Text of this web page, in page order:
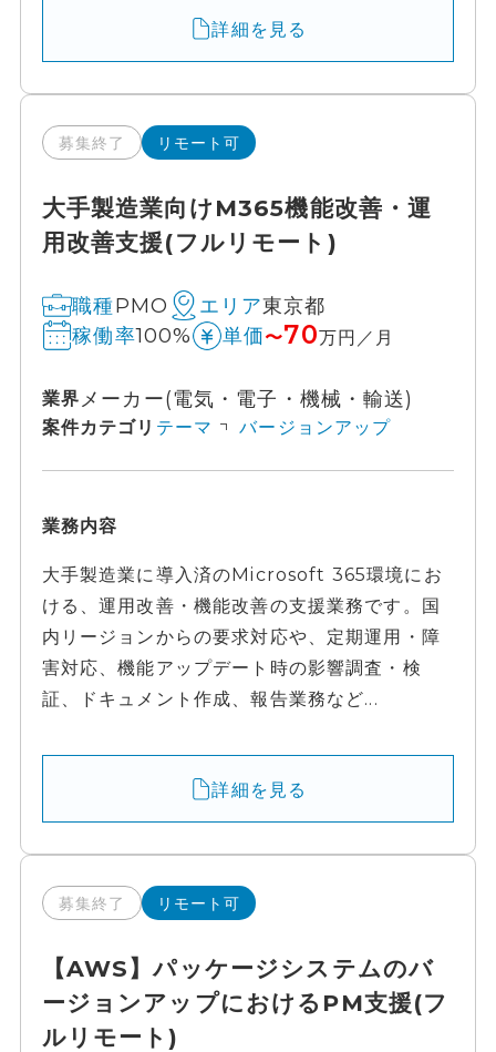
詳細を見る
募集終了 リモート可
大手製造業向けM365機能改善・運
用改善支援(フルリモート)
職種PMO エリア東京都
稼働率100% 単価〜70万円／月
業界メーカー(電気・電子・機械・輸送)
案件カテゴリ テーマ バージョンアップ
業務内容
大手製造業に導入済のMicrosoft 365環境にお
ける、運用改善・機能改善の支援業務です。国
内リージョンからの要求対応や、定期運用・障
害対応、機能アップデート時の影響調査・検
証、ドキュメント作成、報告業務など...
詳細を見る
募集終了 リモート可
【AWS】パッケージシステムのバ
ージョンアップにおけるPM支援(フ
ルリモート)